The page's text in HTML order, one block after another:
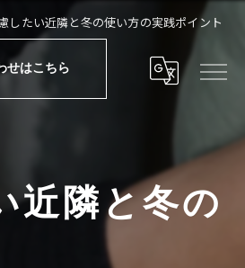
したい近隣と冬の使い方の実践ポイント
せはこちら
近隣と冬の